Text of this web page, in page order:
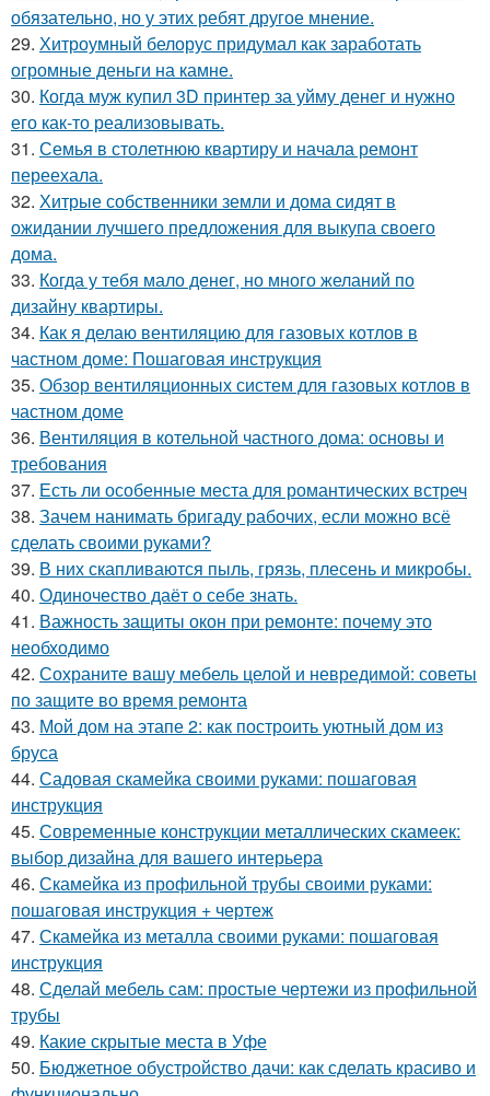
обязательно, но у этих ребят другое мнение.
29. Хитроумный белорус придумал как заработать
огромные деньги на камне.
30. Когда муж купил 3D принтер за уйму денег и нужно
его как-то реализовывать.
31. Семья в столетнюю квартиру и начала ремонт
переехала.
32. Хитрые собственники земли и дома сидят в
ожидании лучшего предложения для выкупа своего
дома.
33. Когда у тебя мало денег, но много желаний по
дизайну квартиры.
34. Как я делаю вентиляцию для газовых котлов в
частном доме: Пошаговая инструкция
35. Обзор вентиляционных систем для газовых котлов в
частном доме
36. Вентиляция в котельной частного дома: основы и
требования
37. Есть ли особенные места для романтических встреч
38. Зачем нанимать бригаду рабочих, если можно всё
сделать своими руками?
39. В них скапливаются пыль, грязь, плесень и микробы.
40. Одиночество даёт о себе знать.
41. Важность защиты окон при ремонте: почему это
необходимо
42. Сохраните вашу мебель целой и невредимой: советы
по защите во время ремонта
43. Мой дом на этапе 2: как построить уютный дом из
бруса
44. Садовая скамейка своими руками: пошаговая
инструкция
45. Современные конструкции металлических скамеек:
выбор дизайна для вашего интерьера
46. Скамейка из профильной трубы своими руками:
пошаговая инструкция + чертеж
47. Скамейка из металла своими руками: пошаговая
инструкция
48. Сделай мебель сам: простые чертежи из профильной
трубы
49. Какие скрытые места в Уфе
50. Бюджетное обустройство дачи: как сделать красиво и